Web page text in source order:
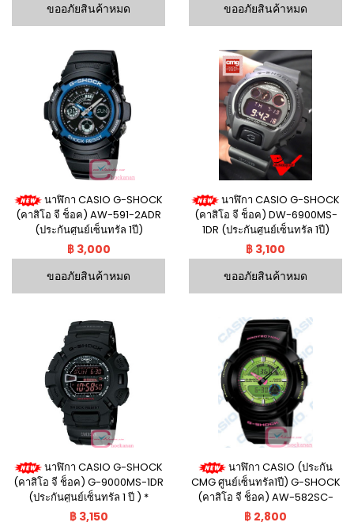
ขออภัยสินค้าหมด
ขออภัยสินค้าหมด
นาฬิกา CASIO G-SHOCK
(คาสิโอ จี ช็อค) AW-591-2ADR
(ประกันศูนย์เซ็นทรัล 1ปี)
฿ 3,000
ขออภัยสินค้าหมด
นาฬิกา CASIO G-SHOCK
(คาสิโอ จี ช็อค) DW-6900MS-
1DR (ประกันศูนย์เซ็นทรัล 1ปี)
฿ 3,100
ขออภัยสินค้าหมด
นาฬิกา CASIO G-SHOCK
(คาสิโอ จี ช็อค) G-9000MS-1DR
(ประกันศูนย์เซ็นทรัล 1 ปี ) *
฿ 3,150
นาฬิกา CASIO (ประกัน
CMG ศูนย์เซ็นทรัล1ปี) G-SHOCK
(คาสิโอ จี ช็อค) AW-582SC-
1ADR
฿ 2,800